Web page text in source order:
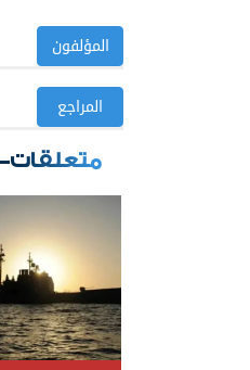
المؤلفون
المراجع
متعلقات